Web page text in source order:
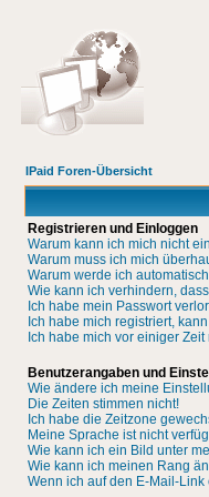
IPaid Foren-Übersicht
Registrieren und Einloggen
Warum kann ich mich nicht
Warum muss ich mich
Warum werde ich
Wie kann ich verhindern,
Ich habe mein Passwort
Ich habe mich registriert,
Ich habe mich vor einiger
Benutzerangaben und
Wie ändere ich meine
Die Zeiten stimmen nicht!
Ich habe die Zeitzone
Meine Sprache ist nicht
Wie kann ich ein Bild unter
Wie kann ich meinen Rang
Wenn ich auf den E-Mail-